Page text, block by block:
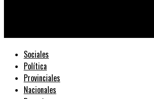
Sociales
Política
Provinciales
Nacionales